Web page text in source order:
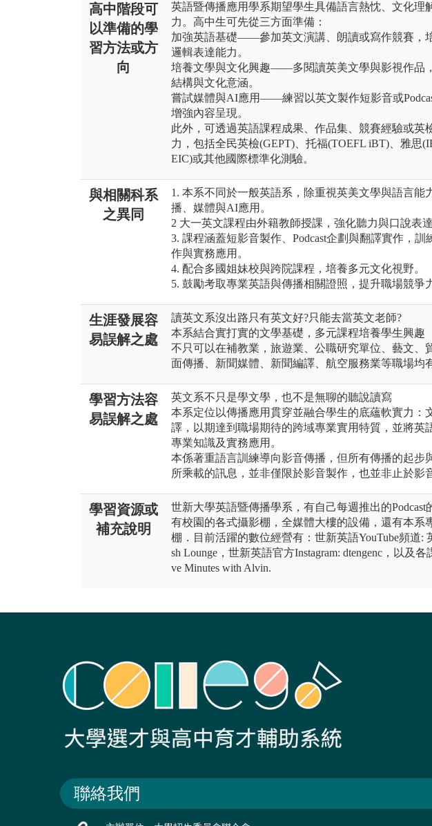
高中階段可
以準備的學
習方法或方
向
英語暨傳播應用學系期望學生具備語言熱忱、文化理
力。高中生可先從三方面準備：
加強英語基礎——參加英文演講、朗讀或寫作競賽，
邏輯表達能力。
培養文學與文化興趣——多閱讀英美文學與影視作品
結構與文化意涵。
嘗試媒體與AI應用——練習以英文製作短影音或
增強內容呈現。
此外，可透過英語課程成果、作品集、競賽經驗或英
力，包括全民英檢(GEPT)、托福(TOEFL iBT)、雅思
EIC)或其他國際標準化測驗。
與相關科系
之異同
1. 本系不同於一般英語系，除重視英美文學與語言能
播、媒體與AI應用。
2 大一英文課程由外籍教師授課，強化聽力與口說表達
3. 課程涵蓋短影音製作、Podcast企劃與翻譯實作，訓
作與實務應用。
4. 配合多國姐妹校與跨院課程，培養多元文化視野。
5. 鼓勵考取專業英語與傳播相關證照，提升職場競爭
生涯發展容
易誤解之處
讀英文系沒出路只有英文好?只能去當英文老師?
本系結合實打實的文學基礎，多元課程培養學生興趣
不只可以在補教業，旅遊業、公職研究單位、藝文、
面傳播、新聞媒體、新聞編譯、航空服務業等職場均
學習方法容
易誤解之處
英文系不只是學文學，也不是無聊的聽說讀寫
本系定位以傳播應用貫穿並融合學生的底蘊軟實力：
譯，以期達到職場期待的跨域專業實用特質，並將英
專業知識及實務應用。
本係著重語言訓練導向影音傳播，但所有傳播的起步
所乘載的訊息，並非僅限於影音製作，也並非止於影
學習資源或
補充說明
世新大學英語暨傳播學系，有自己每週推出的Podcast
有校園的各式攝影棚，全媒體大樓的設備，還有本系
棚．目前活躍的數位經營有：世新英語YouTube頻道:
sh Lounge，世新英語官方Instagram: dtengenc，以及各
ve Minutes with Alvin.
聯絡我們